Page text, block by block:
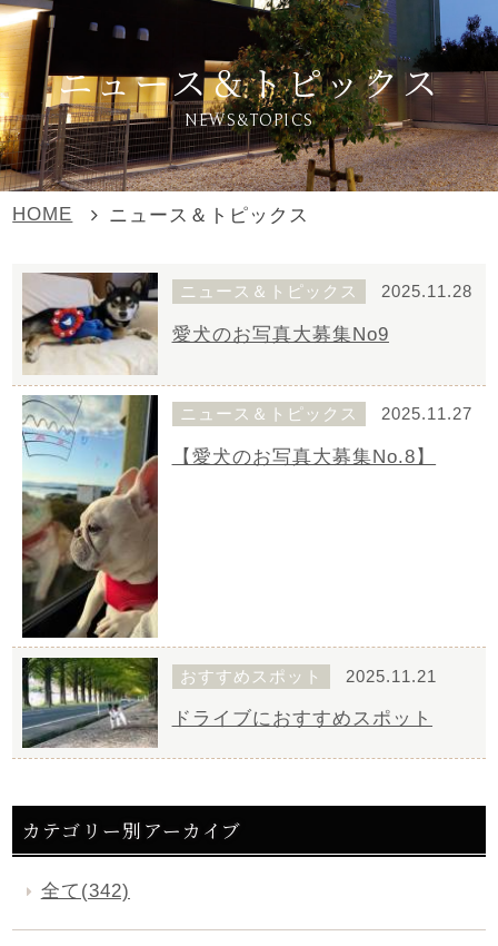
ニュース＆トピックス
NEWS&TOPICS
HOME ニュース＆トピックス
ニュース＆トピックス 2025.11.28
愛犬のお写真大募集No9
ニュース＆トピックス 2025.11.27
【愛犬のお写真大募集No.8】
おすすめスポット 2025.11.21
ドライブにおすすめスポット
カテゴリー別アーカイブ
全て(342)